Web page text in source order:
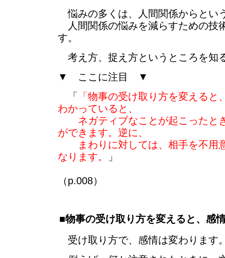
悩みの多くは、人間関係からとい
人間関係の悩みを減らすための技
す。
考え方、捉え方というところを知
▼ ここに注目 ▼
「
「物事の受け取り方を変える
わかっていると、
ネガティブなことが起こったと
ができます。逆に、
まわりに対しては、相手を不用
なります。
」
（p.008）
■物事の受け取り方を変えると、感
受け取り方で、感情は変わります